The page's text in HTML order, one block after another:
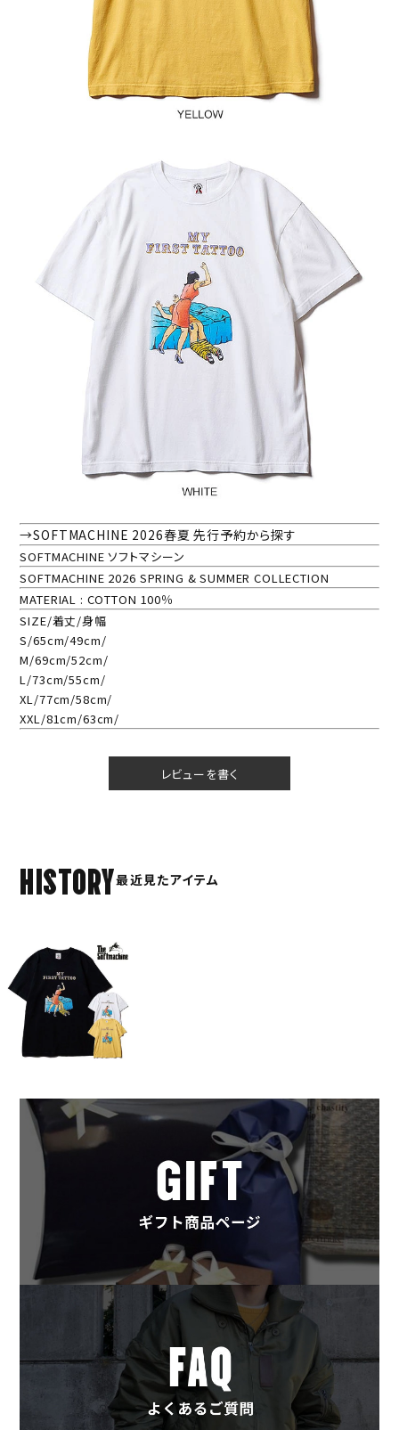
→SOFTMACHINE 2026春夏 先行予約から探す
SOFTMACHINE ソフトマシーン
SOFTMACHINE 2026 SPRING & SUMMER COLLECTION
MATERIAL : COTTON 100％
SIZE/着丈/身幅
S/65cm/49cm/
M/69cm/52cm/
L/73cm/55cm/
XL/77cm/58cm/
XXL/81cm/63cm/
レビューを書く
HISTORY最近見たアイテム